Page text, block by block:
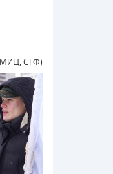
СГФ)